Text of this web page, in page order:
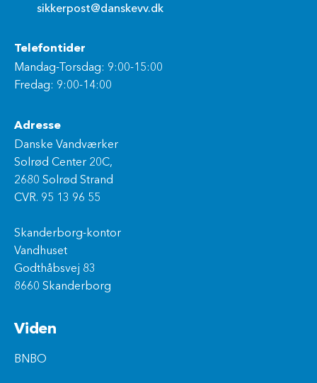
sikkerpost@danskevv.dk
Telefontider
Mandag-Torsdag: 9:00-15:00
Fredag: 9:00-14:00
Adresse
Danske Vandværker
Solrød Center 20C,
2680 Solrød Strand
CVR. 95 13 96 55
Skanderborg-kontor
Vandhuset
Godthåbsvej 83
8660 Skanderborg
Viden
BNBO